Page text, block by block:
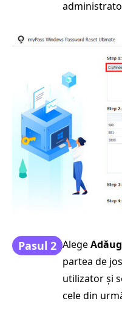
Pasul 2 Alege
partea de
utilizator și
cele din